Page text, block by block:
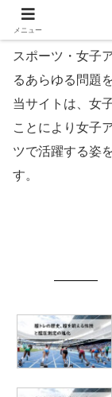
女子スポーツジ
スポーツ・女子
るあらゆる問題
当サイトは、女
ことにより女子
ツで活躍する姿
す。
メニュー